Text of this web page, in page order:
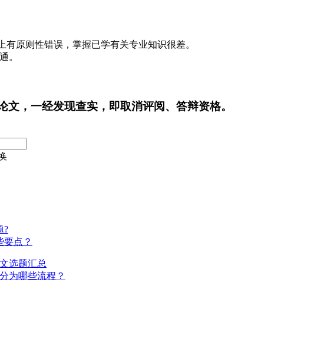
原则性错误，掌握已学有关专业知识很差。
。
，一经发现查实，即取消评阅、答辩资格。
?
点？
选题汇总
为哪些流程？